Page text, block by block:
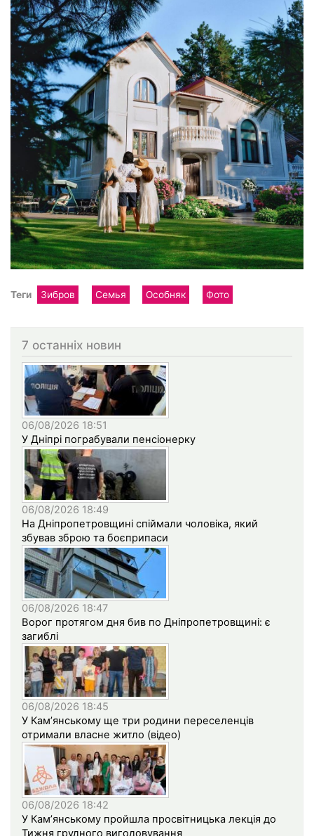
Теги Зибров Семья Особняк Фото
7 останніх новин
06/08/2026 18:51
У Дніпрі пограбували пенсіонерку
06/08/2026 18:49
На Дніпропетровщині спіймали чоловіка, який
збував зброю та боєприпаси
06/08/2026 18:47
Ворог протягом дня бив по Дніпропетровщині: є
загиблі
06/08/2026 18:45
У Кам’янському ще три родини переселенців
отримали власне житло (відео)
06/08/2026 18:42
У Кам’янському пройшла просвітницька лекція до
Тижня грудного вигодовування